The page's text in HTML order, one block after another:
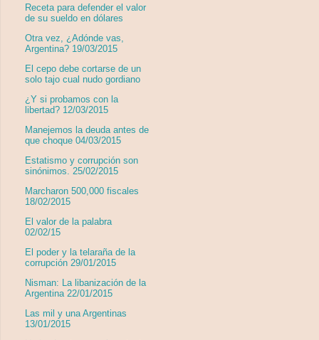
Receta para defender el valor
de su sueldo en dólares
Otra vez, ¿Adónde vas,
Argentina? 19/03/2015
El cepo debe cortarse de un
solo tajo cual nudo gordiano
¿Y si probamos con la
libertad? 12/03/2015
Manejemos la deuda antes de
que choque 04/03/2015
Estatismo y corrupción son
sinónimos. 25/02/2015
Marcharon 500,000 fiscales
18/02/2015
El valor de la palabra
02/02/15
El poder y la telaraña de la
corrupción 29/01/2015
Nisman: La libanización de la
Argentina 22/01/2015
Las mil y una Argentinas
13/01/2015